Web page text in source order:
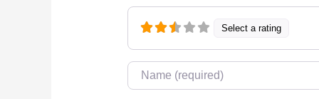
Select a rating
Name